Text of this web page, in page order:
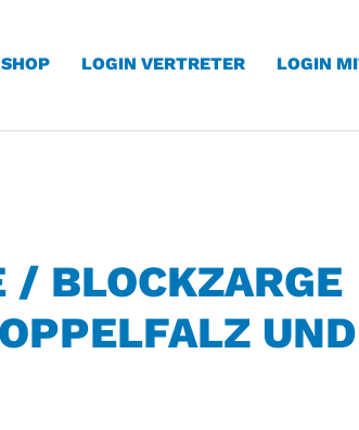
SHOP LOGIN VERTRETER LOGIN
/ BLOCKZARGE
UND